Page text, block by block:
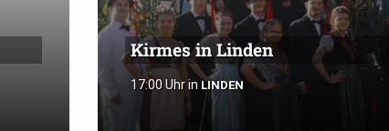
Kirmes in Linden
17:00 Uhrin LINDEN